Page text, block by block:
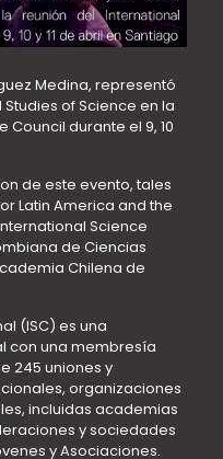
Medina, representó
Studies of Science en la
durante el 9, 10
de este evento, tales
Latin America and the
Science
de Ciencias
Chilena de
(ISC) es una
con una membresía
245 uniones y
organizaciones
incluidas academias
y sociedades
y Asociaciones.